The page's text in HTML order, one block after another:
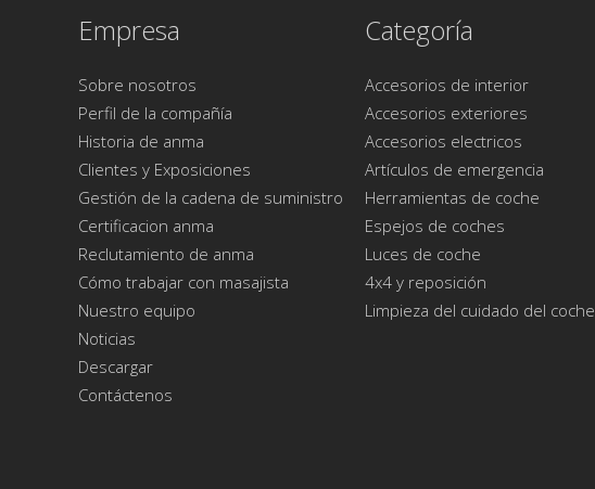
Empresa
Sobre nosotros
Perfil de la compañía
Historia de anma
Clientes y Exposiciones
Gestión de la cadena de suministro
Certificacion anma
Reclutamiento de anma
Cómo trabajar con masajista
Nuestro equipo
Noticias
Descargar
Contáctenos
Categoría
Accesorios de interior
Accesorios exteriores
Accesorios electricos
Artículos de emergencia
Herramientas de coche
Espejos de coches
Luces de coche
4x4 y reposición
Limpieza del cuidado del coche